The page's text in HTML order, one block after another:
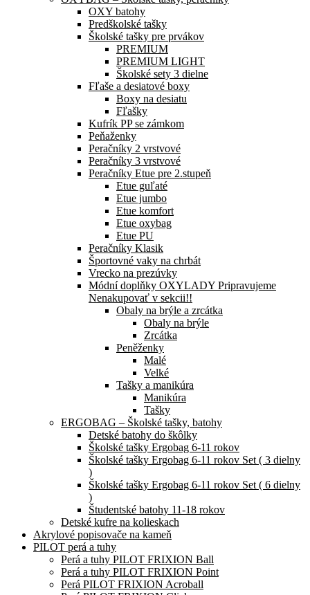
OXY batohy
Predškolské tašky
Školské tašky pre prvákov
PREMIUM
PREMIUM LIGHT
Školské sety 3 dielne
Fľaše a desiatové boxy
Boxy na desiatu
Fľašky
Kufrík PP se zámkom
Peňaženky
Peračníky 2 vrstvové
Peračníky 3 vrstvové
Peračníky Etue pre 2.stupeň
Etue guľaté
Etue jumbo
Etue komfort
Etue oxybag
Etue PU
Peračníky Klasik
Športovné vaky na chrbát
Vrecko na prezúvky
Módní doplňky OXYLADY Pripravujeme
Nenakupovať v sekcii!!
Obaly na brýle a zrcátka
Obaly na brýle
Zrcátka
Peněženky
Malé
Velké
Tašky a manikúra
Manikúra
Tašky
ERGOBAG – Školské tašky, batohy
Detské batohy do škôlky
Školské tašky Ergobag 6-11 rokov
Školské tašky Ergobag 6-11 rokov Set ( 3 dielny
)
Školské tašky Ergobag 6-11 rokov Set ( 6 dielny
)
Študentské batohy 11-18 rokov
Detské kufre na kolieskach
Akrylové popisovače na kameň
PILOT perá a tuhy
Perá a tuhy PILOT FRIXION Ball
Perá a tuhy PILOT FRIXION Point
Perá PILOT FRIXION Acroball